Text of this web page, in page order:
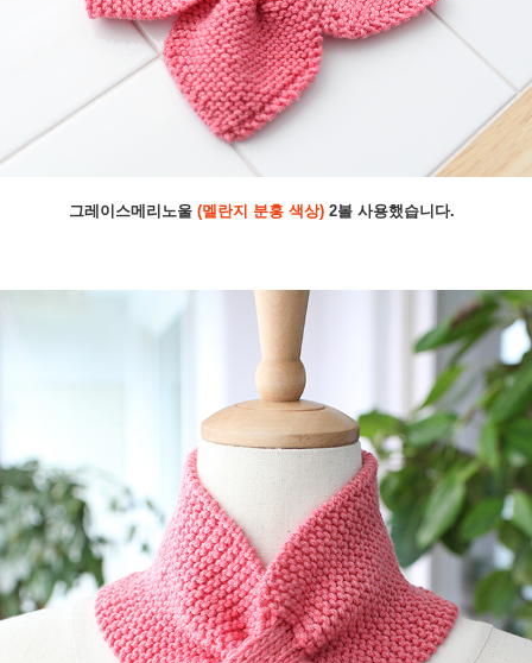
그레이스메리노울 (멜란지 분홍 색상)2볼 사용했습니다.